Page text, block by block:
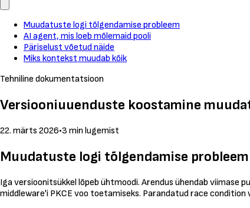
Muudatuste logi tõlgendamise probleem
AI agent, mis loeb mõlemaid pooli
Päriselust võetud näide
Miks kontekst muudab kõik
Tehniline dokumentatsioon
Versiooniuuenduste koostamine
22. märts 2026•3 min lugemist
Muudatuste logi tõlgendamise probleem
Iga versioonitsükkel lõpeb ühtmoodi. Arendus ühendab viimase
middleware'i PKCE voo toetamiseks. Parandatud race